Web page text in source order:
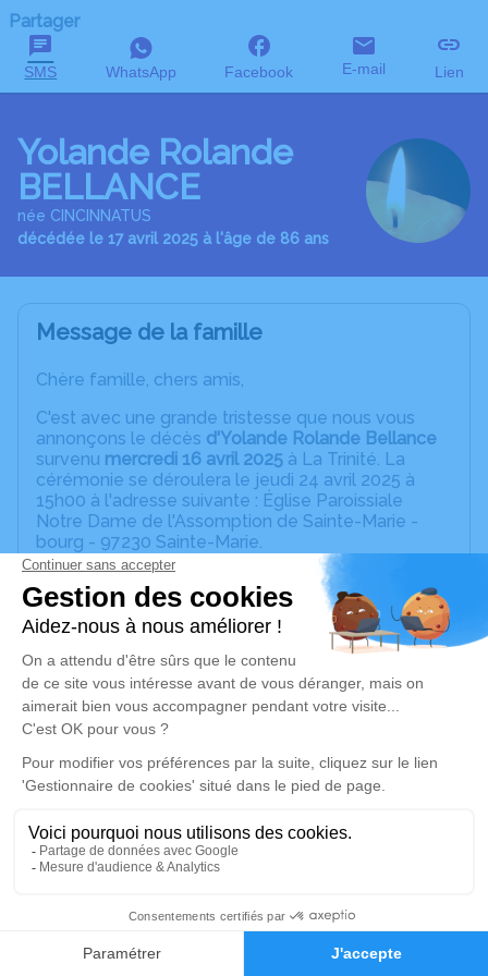
Faire-part Hommages
Partager
SMS WhatsApp Facebook E-mail Lien
Yolande Rolande
BELLANCE
née CINCINNATUS
décédée le 17 avril 2025 à l'âge de 86 ans
Message de la famille
Chère famille, chers amis,
C'est avec une grande tristesse que nous vous
annonçons le décès d'Yolande Rolande Bellance
survenu mercredi 16 avril 2025 à La Trinité. La
cérémonie se déroulera le jeudi 24 avril 2025 à
15h00 à l'adresse suivante : Église Paroissiale
Notre Dame de l'Assomption de Sainte-Marie -
bourg - 97230 Sainte-Marie.
Une veillée aura lieu le Mercredi 23 Avril de 17h a
21h00 au salon de recueillement a sainte-Marie
Cet espace est destiné à recueillir vos
condoléances ou le souvenir d’un moment passé.
Un service de plantation d’arbre hommage est
disponible ici.
Je rends hommage
Cérémonie religieuse
jeudi 24 avril 2025 à 15h00
de Sainte-Marie
97230 Sainte-Marie